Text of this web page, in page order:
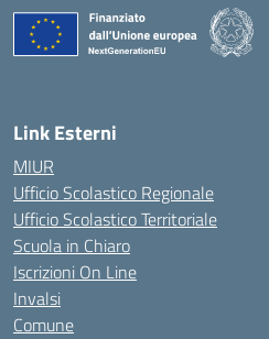
Link Esterni
MIUR
Ufficio Scolastico Regionale
Ufficio Scolastico Territoriale
Scuola in Chiaro
Iscrizioni On Line
Invalsi
Comune